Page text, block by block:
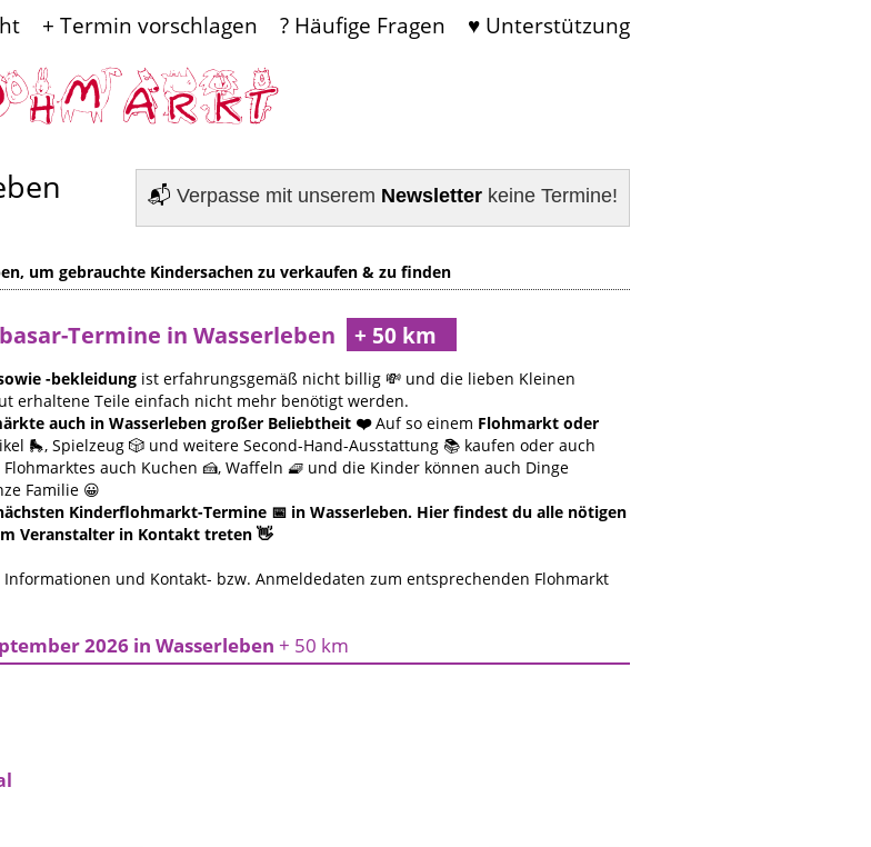
+ Termin vorschlagen ? Häufige Fragen ♥ Unterstützung
📬 Verpasse mit unserem Newsletter keine Termine!
um gebrauchte Kindersachen zu verkaufen & zu finden
Termine in Wasserleben
-bekleidung ist erfahrungsgemäß nicht billig 💸 und die lieben Kleinen
erhaltene Teile einfach nicht mehr benötigt werden.
auch in Wasserleben großer Beliebtheit ❤️Auf so einem Flohmarkt oder
🛼, Spielzeug 🎲 und weitere Second-Hand-Ausstattung 📚 kaufen oder auch
auch Kuchen 🍰, Waffeln 🧇 und die Kinder können auch Dinge
Familie 😀
Kinderflohmarkt-Termine 📅 in Wasserleben. Hier findest du alle nötigen
Veranstalter in Kontakt treten 👋
und Kontakt- bzw. Anmeldedaten zum entsprechenden Flohmarkt
2026 in Wasserleben + 50 km